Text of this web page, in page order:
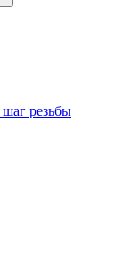
шаг резьбы